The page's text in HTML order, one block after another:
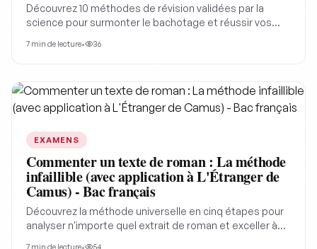
Découvrez 10 méthodes de révision validées par la
science pour surmonter le bachotage et réussir vos
débloquez votre plein potentiel pour des résultats
7 min de lecture• 36
EXAMENS
Commenter un texte de roman : La méthode
infaillible (avec application à L'Étranger de
Camus) - Bac français
Découvrez la méthode universelle en cinq étapes pour
analyser n'importe quel extrait de roman et exceller à
7 min de lecture• 54